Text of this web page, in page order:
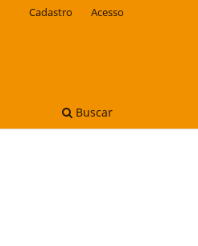
Buscar
Cadastro Acesso